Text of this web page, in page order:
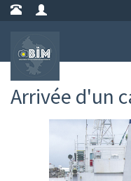
Arrivée d'un